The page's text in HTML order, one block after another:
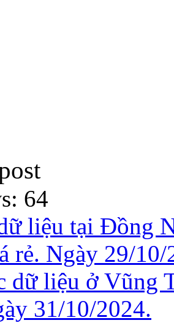
64
liệu tại Đồng
rẻ. Ngày 29/10/
dữ liệu ở Vũng
31/10/2024.